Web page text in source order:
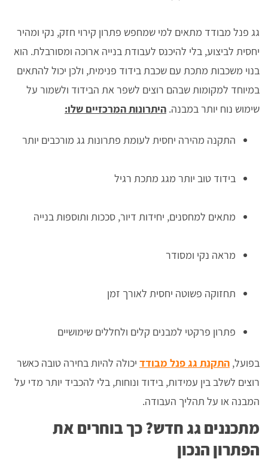
גג פנל מבודד מתאים למי שמחפש פתרון קירוי חזק, נקי ומהיר
יחסית לביצוע, בלי להיכנס לעבודת בנייה ארוכה ומסורבלת. הוא
בנוי משכבות מתכת עם שכבת בידוד פנימית, ולכן יכול להתאים
במיוחד למקומות שבהם רוצים לשפר את הבידוד ולשמור על
שימוש נוח יותר במבנה. היתרונות המרכזיים שלו:
התקנה מהירה יחסית לעומת פתרונות גג מורכבים יותר
בידוד טוב יותר מגג מתכת רגיל
מתאים למחסנים, יחידות דיור, סככות ותוספות בנייה
מראה נקי ומסודר
תחזוקה פשוטה יחסית לאורך זמן
פתרון פרקטי למבנים קלים ולחללים שימושיים
בפועל, התקנת גג פנל מבודד יכולה להיות בחירה טובה כאשר
רוצים לשלב בין עמידות, בידוד ונוחות, בלי להכביד יותר מדי על
המבנה או על תהליך העבודה.
מתכננים גג חדש? כך בוחרים את
הפתרון הנכון